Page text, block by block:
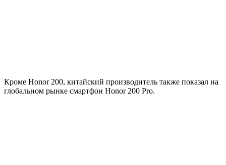
Кроме Honor 200, китайский производитель также показал на
глобальном рынке смартфон Honor 200 Pro.